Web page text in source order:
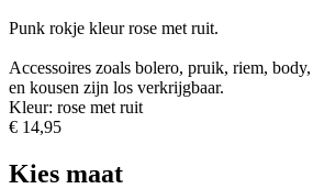
Punk rokje kleur rose met ruit.
Accessoires zoals bolero, pruik, riem,
en kousen zijn los verkrijgbaar.
Kleur: rose met ruit
€ 14,95
Kies maat